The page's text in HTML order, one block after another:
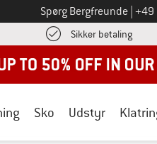
Spørg Bergfreunde +49
Sikker betalingFind
Sko Udstyr